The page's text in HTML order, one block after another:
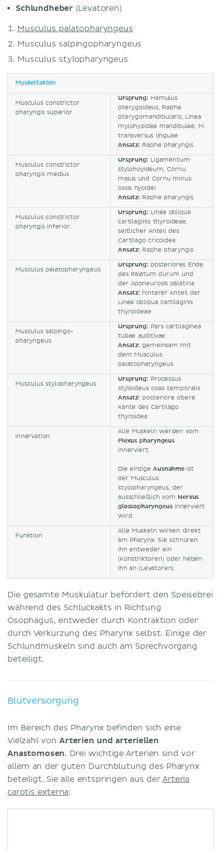
Schlundheber (Levatoren)
Musculus palatopharyngeus
Musculus salpingopharyngeus
Musculus stylopharyngeus
Muskelfakten
Musculus constrictor
pharyngis superior
Ursprung: Hamulus
pterygoideus, Raphe
pterygomandibularis, Linea
mylohyoidea mandibulae, M.
transversus linguae
Ansatz: Raphe pharyngis
Musculus constrictor
pharyngis medius
Ursprung: Ligamentum
stylohoyideum, Cornu
majus und Cornu minus
ossis hyoidei
Ansatz: Raphe pharyngis
Musculus constrictor
pharyngis inferior
Ursprung: Linea obliqua
cartilaginis thyroideae,
seitlicher Anteil des
Cartilago cricoidea
Ansatz: Raphe pharyngis
Musculus palatopharyngeus
Ursprung: posteriores Ende
des Palatum durum und
der Aponeurosis palatina
Ansatz: hinterer Anteil der
Linea obliqua cartilaginis
thyroideae
Musculus salpingo-
pharyngeus
Ursprung: Pars cartilaginea
tubae auditivae
Ansatz: gemeinsam mit
dem Musculus
palatopharyngeus
Musculus stylopharyngeus
Ursprung: Processus
styloideus ossis temporalis
Ansatz: posteriore obere
Kante des Cartilago
thyroidea
Innervation
Alle Muskeln werden vom
Plexus pharyngeus
innerviert.
Die einzigeAusnahme ist
der Musculus
stylopharyngeus, der
ausschließlich vom Nervus
glossopharyngeusinnerviert
wird.
Funktion
Alle Muskeln wirken direkt
am Pharynx. Sie schnüren
ihn entweder ein
(Konstriktoren) oder heben
ihn an (Levatoren).
Die gesamte Muskulatur befördert den Speisebrei
während des Schluckakts in Richtung
Ösophagus, entweder durch Kontraktion oder
durch Verkürzung des Pharynx selbst. Einige der
Schlundmuskeln sind auch am Sprechvorgang
beteiligt.
Blutversorgung
Im Bereich des Pharynx befinden sich eine
Vielzahl vonArterien und arteriellen
Anastomosen. Drei wichtige Arterien sind vor
allem an der guten Durchblutung des Pharynx
beteiligt. Sie alle entspringen aus derArteria
carotis externa: